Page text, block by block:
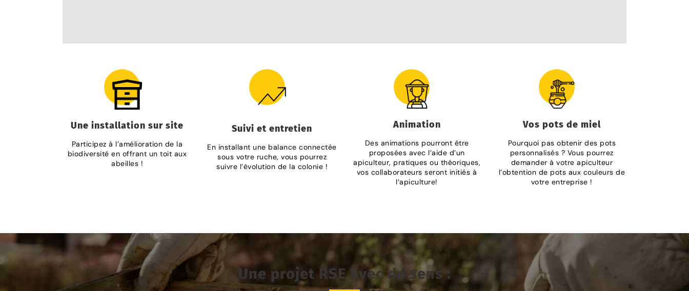
Une installation sur site
Participez à l’amélioration de la
biodiversité en offrant un toit aux
abeilles !
Suivi et entretien
En installant une balance connectée
sous votre ruche, vous pourrez
suivre l’évolution de la colonie !
Animation
Des animations pourront être
proposées avec l’aide d’un
apiculteur, pratiques ou théoriques,
vos collaborateurs seront initiés à
l’apiculture!
Vos pots de miel
Pourquoi pas obtenir des pots
personnalisés ? Vous pourrez
demander à votre apiculteur
l’obtention de pots aux couleurs de
votre entreprise !
Une projet RSE avec du sens :